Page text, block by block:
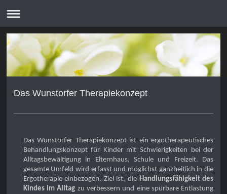
Das Wunstorfer Therapiekonzept
Das Wunstorfer Therapiekonzept ist ein ergotherapeutisches
Behandlungskonzept für Kinder mit Schwierigkeiten bei der
Alltagsbewältigung in Elternhaus, Schule und Freizeit. Das
gesamte Umfeld wird erfasst und möglichst ganzheitlich in die
Ergotherapie einbezogen. Ziel ist, die Handlungsfähigkeit des
Kindes im Alltag zu verbessern und eine spürbare Entlastung